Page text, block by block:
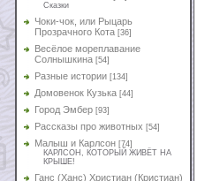
Сказки
Чоки-чок, или Рыцарь
Прозрачного Кота [36]
Весёлое мореплавание
Солнышкина [54]
Разные истории [134]
Домовенок Кузька [44]
Город Эмбер [93]
Рассказы про животных [54]
Малыш и Карлсон [74]
КАРЛСОН, КОТОРЫЙ ЖИВЁТ НА
КРЫШЕ!
Ганс (Ханс) Христиан (Кристиан)